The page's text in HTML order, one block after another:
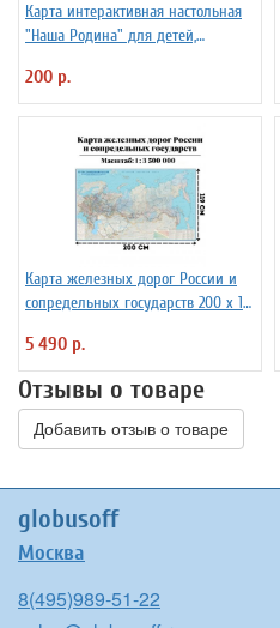
Карта интерактивная настольная
"Наша Родина" для детей,
200 р.
Карта железных дорог России и
сопредельных государств 200 х 119
5 490 р.
Отзывы о товаре
Добавить отзыв о товаре
globusoff
Москва
8(495)989-51-22